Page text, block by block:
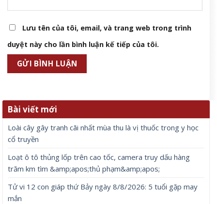
Lưu tên của tôi, email, và trang web trong trình
duyệt này cho lần bình luận kế tiếp của tôi.
Bài viết mới
Loài cây gây tranh cãi nhất mùa thu là vị thuốc trong y học
cổ truyền
Loạt ô tô thủng lốp trên cao tốc, camera truy dấu hàng
trăm km tìm &amp;apos;thủ phạm&amp;apos;
Tử vi 12 con giáp thứ Bảy ngày 8/8/2026: 5 tuổi gặp may
mắn